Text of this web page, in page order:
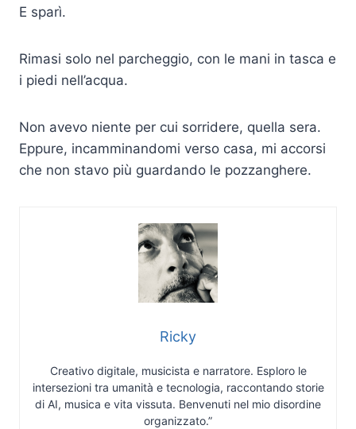
E sparì.
Rimasi solo nel parcheggio, con le mani in tasca e
i piedi nell’acqua.
Non avevo niente per cui sorridere, quella sera.
Eppure, incamminandomi verso casa, mi accorsi
che non stavo più guardando le pozzanghere.
Ricky
Creativo digitale, musicista e narratore. Esploro le
intersezioni tra umanità e tecnologia, raccontando storie
di AI, musica e vita vissuta. Benvenuti nel mio disordine
organizzato.”